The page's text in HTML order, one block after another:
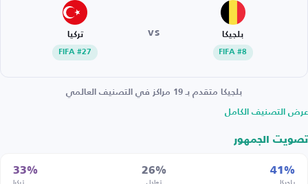
بلجيكا
FIFA #8
VS تركيا
FIFA #27
بلجيكا متقدم بـ 19 مراكز في التصنيف العالمي
عرض التصنيف الكامل
تصويت الجمهور
41%
26%
33%